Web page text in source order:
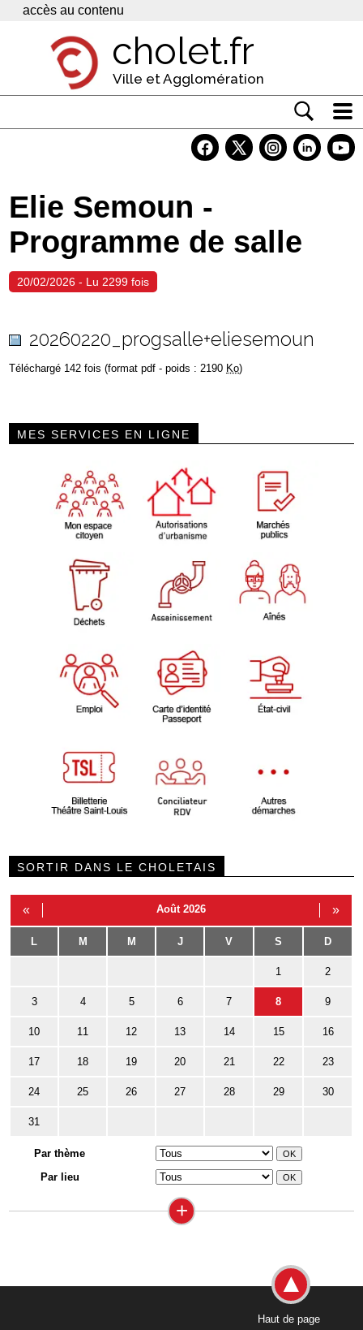
Panneau de gestion des cookies
accès au contenu
cholet.fr
Ville et Agglomération
Economie
Services
Contacts
Elie Semoun -
Programme de salle
20/02/2026 - Lu 2299 fois
20260220_progsalle+eliesemoun
Téléchargé 142 fois (format pdf - poids : 2190 Ko)
MES SERVICES EN LIGNE
SORTIR DANS LE CHOLETAIS
« Août 2026 »
L M M J V S D
1 2
3 4 5 6 7 8 9
10 11 12 13 14 15 16
17 18 19 20 21 22 23
24 25 26 27 28 29 30
31
Par thème
Par lieu
+
Haut de page